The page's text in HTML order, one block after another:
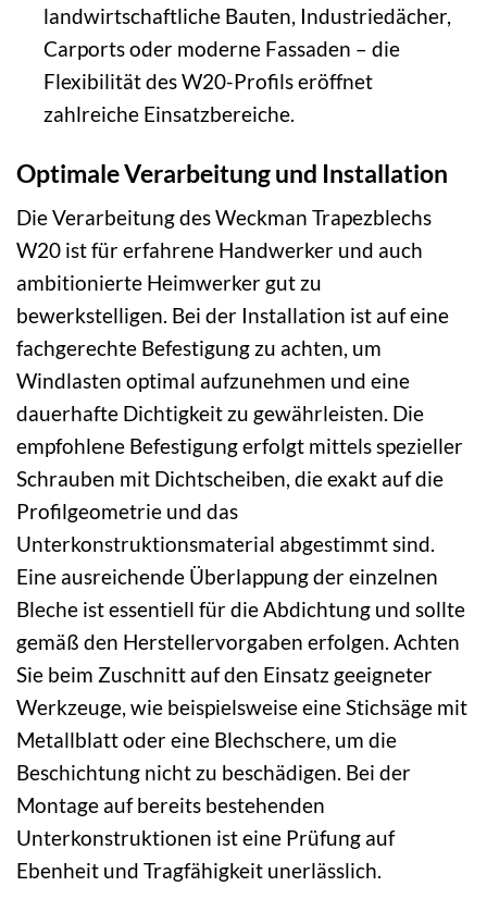
landwirtschaftliche Bauten, Industriedächer,
Carports oder moderne Fassaden – die
Flexibilität des W20-Profils eröffnet
zahlreiche Einsatzbereiche.
Optimale Verarbeitung und Installation
Die Verarbeitung des Weckman Trapezblechs
W20 ist für erfahrene Handwerker und auch
ambitionierte Heimwerker gut zu
bewerkstelligen. Bei der Installation ist auf eine
fachgerechte Befestigung zu achten, um
Windlasten optimal aufzunehmen und eine
dauerhafte Dichtigkeit zu gewährleisten. Die
empfohlene Befestigung erfolgt mittels spezieller
Schrauben mit Dichtscheiben, die exakt auf die
Profilgeometrie und das
Unterkonstruktionsmaterial abgestimmt sind.
Eine ausreichende Überlappung der einzelnen
Bleche ist essentiell für die Abdichtung und sollte
gemäß den Herstellervorgaben erfolgen. Achten
Sie beim Zuschnitt auf den Einsatz geeigneter
Werkzeuge, wie beispielsweise eine Stichsäge mit
Metallblatt oder eine Blechschere, um die
Beschichtung nicht zu beschädigen. Bei der
Montage auf bereits bestehenden
Unterkonstruktionen ist eine Prüfung auf
Ebenheit und Tragfähigkeit unerlässlich.